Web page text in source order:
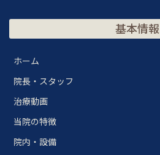
基本情報
ホーム
院長・スタッフ
治療動画
当院の特徴
院内・設備